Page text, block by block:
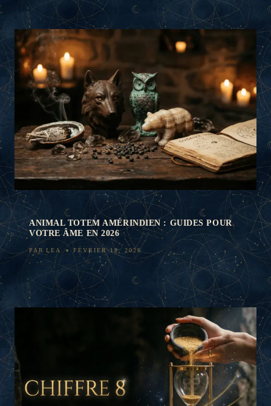
ANIMAL TOTEM AMÉRINDIEN : GUIDES POUR
VOTRE ÂME EN 2026
PAR LEA FÉVRIER 18, 2026